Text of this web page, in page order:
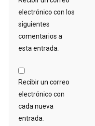
electrónico con los
siguientes
comentarios a
esta entrada.
Recibir un correo
electrónico con
cada nueva
entrada.